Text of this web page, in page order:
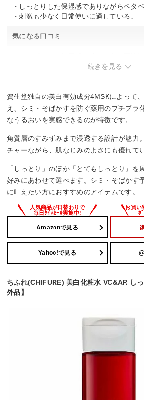
・しっとりした保湿感でありながらベタベ
・刺激も少なく日常使いに適している。
気になる口コミ
・アルコール感がやや強めという意見あり
続きを見る
資生堂独自の美白有効成分4MSKによって
え、シミ・そばかすを防ぐ薬用のプチプラ
なうるおいを実感できるのが特徴です。
角質層のすみずみまで浸透する設計が魅力
チャーながら、肌なじみのよさにも優れて
「しっとり」のほか「とてもしっとり」を
好みにあわせて選べます。シミ・そばかす
に叶えたい方におすすめのアイテムです。
Amazonで見る
Yahoo!で見る
ちふれ(CHIFURE) 美白化粧水 VC&AR し
外品】